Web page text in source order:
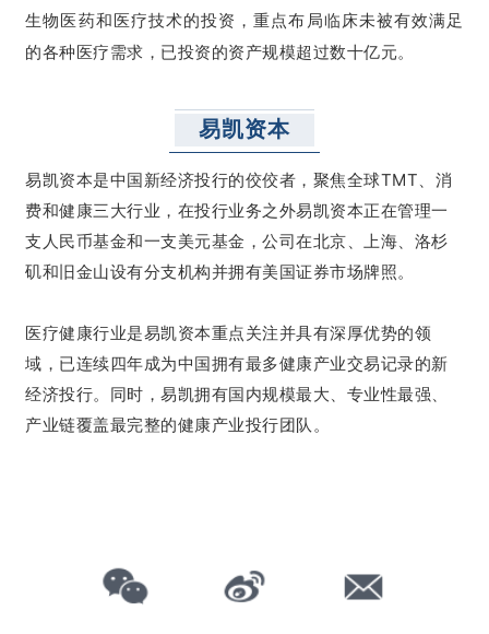
生物医药和医疗技术的投资，重点布局临床未被有效满足
的各种医疗需求，已投资的资产规模超过数十亿元。
易凯资本
易凯资本是中国新经济投行的佼佼者，聚焦全球TMT、消
费和健康三大行业，在投行业务之外易凯资本正在管理一
支人民币基金和一支美元基金，公司在北京、上海、洛杉
矶和旧金山设有分支机构并拥有美国证券市场牌照。
医疗健康行业是易凯资本重点关注并具有深厚优势的领
域，已连续四年成为中国拥有最多健康产业交易记录的新
经济投行。同时，易凯拥有国内规模最大、专业性最强、
产业链覆盖最完整的健康产业投行团队。